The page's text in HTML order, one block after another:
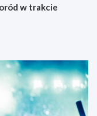
w trakcie